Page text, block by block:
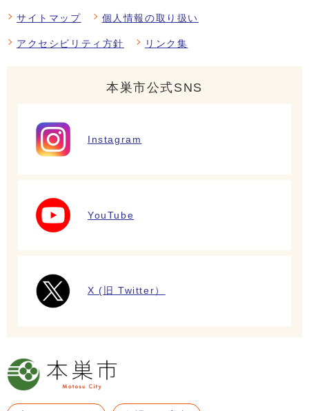
サイトマップ 個人情報の取り扱い
アクセシビリティ方針 リンク集
本巣市公式SNS
Instagram
YouTube
X (旧 Twitter）